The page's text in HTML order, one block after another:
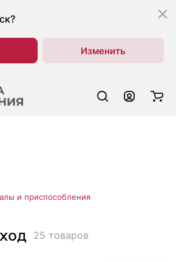
Изменить
и приспособления
25 товаров